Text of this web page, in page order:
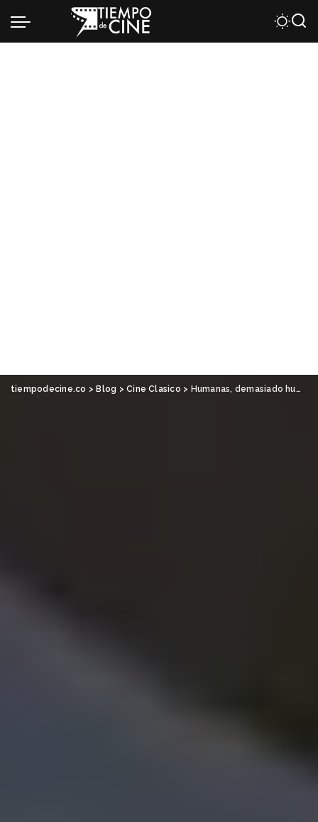
tiempodecine.co > Blog >Cine Clasico > Humanas, demasiado humanas: El narciso negro, de Michael Powell y Emeric Pressburger